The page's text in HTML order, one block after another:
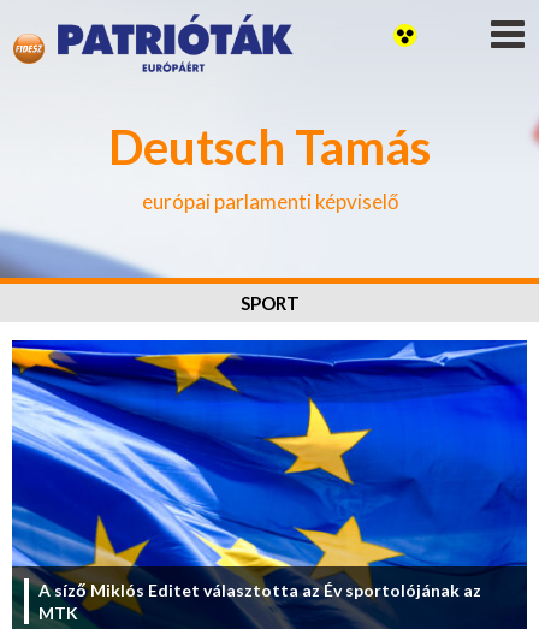
Deutsch Tamás
európai parlamenti képviselő
SPORT
A síző Miklós Editet választotta az Év sportolójának az
MTK